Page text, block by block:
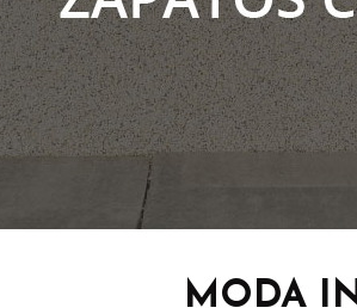
MODA